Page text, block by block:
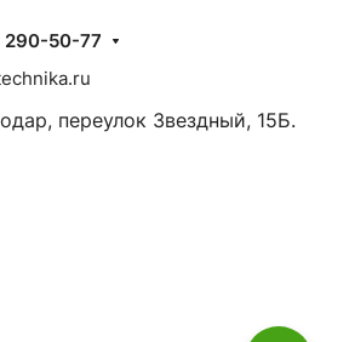
290-50-77
переулок Звездный, 15Б.